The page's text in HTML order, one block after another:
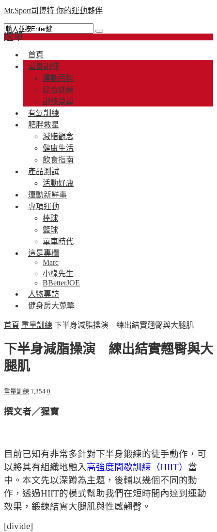
Mr.Sport司博特 你的運動夥伴
選單
首頁
重量訓練
運動百科
綜合訓練
訓練菜單
有氧訓練
肥胖救星
減脂觀念
健康生活
飲食指南
產品測試
活動好康
運動新鮮事
專項運動
棒球
籃球
單車時代
這是專欄
Marc
小綠先生
BBetterJOE
人物專訪
健身房大蒐擊
首頁 重量訓練 下半身減脂操演 練出結實翹臀與大腿肌
下半身減脂操演 練出結實翹臀與大
腿肌
重量訓練 1,354 0
撰文者／猩寶
目前已知有非常多針對下半身鍛練的徒手動作，可
以將其有組織地融入高強度間歇訓練（HIIT） 當
中。本文先以深蹲為主題，後輔以幾個不同的動
作，透過HIIT的模式幫助我們在短時間內達到運動
效果，鍛鍊結實大腿肌與性感翹臀。
[divide]